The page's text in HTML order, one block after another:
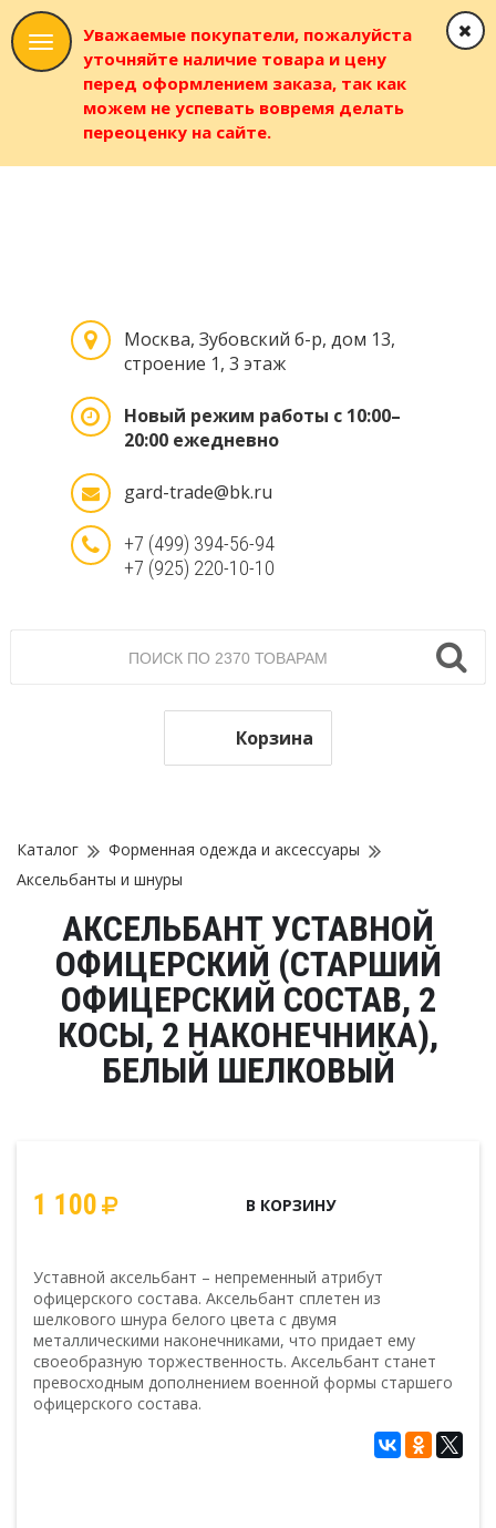
Уважаемые покупатели, пожалуйста
уточняйте наличие товара и цену
перед оформлением заказа, так как
можем не успевать вовремя делать
переоценку на сайте.
Москва, Зубовский б-р, дом 13,
строение 1, 3 этаж
Новый режим работы с 10:00–
20:00 ежедневно
gard-trade@bk.ru
+7 (499) 394-56-94
+7 (925) 220-10-10
Корзина
Каталог
Форменная одежда и аксессуары
Аксельбанты и шнуры
АКСЕЛЬБАНТ УСТАВНОЙ
ОФИЦЕРСКИЙ (СТАРШИЙ
ОФИЦЕРСКИЙ СОСТАВ, 2
КОСЫ, 2 НАКОНЕЧНИКА),
БЕЛЫЙ ШЕЛКОВЫЙ
1 100 В КОРЗИНУ
Уставной аксельбант – непременный атрибут
офицерского состава. Аксельбант сплетен из
шелкового шнура белого цвета с двумя
металлическими наконечниками, что придает ему
своеобразную торжественность. Аксельбант станет
превосходным дополнением военной формы старшего
офицерского состава.